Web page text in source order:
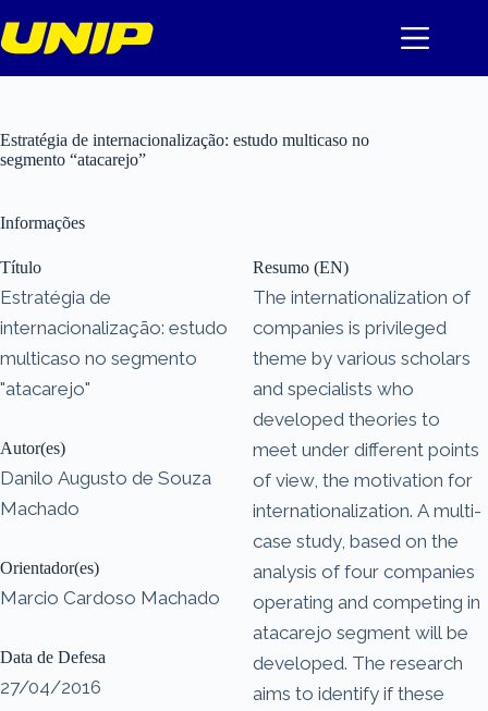
para
o
Estratégia de internacionalização: estudo multicaso no
segmento “atacarejo”
Informações
Título
Estratégia de
internacionalização: estudo
multicaso no segmento
"atacarejo"
Autor(es)
Danilo Augusto de Souza
Machado
Orientador(es)
Marcio Cardoso Machado
Data de Defesa
27/04/2016
Resumo (EN)
The internationalization of
companies is privileged
theme by various scholars
and specialists who
developed theories to
meet under different points
of view, the motivation for
internationalization. A multi-
case study, based on the
analysis of four companies
operating and competing in
atacarejo segment will be
developed. The research
aims to identify if these